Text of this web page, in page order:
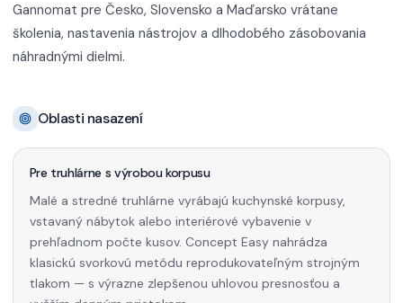
Gannomat pre Česko, Slovensko a Maďarsko vrátane
školenia, nastavenia nástrojov a dlhodobého zásobovania
náhradnými dielmi.
Oblasti nasazení
Pre truhlárne s výrobou korpusu
Malé a stredné truhlárne vyrábajú kuchynské korpusy,
vstavaný nábytok alebo interiérové vybavenie v
prehľadnom počte kusov. Concept Easy nahrádza
klasickú svorkovú metódu reprodukovateľným strojným
tlakom — s výrazne zlepšenou uhlovou presnosťou a